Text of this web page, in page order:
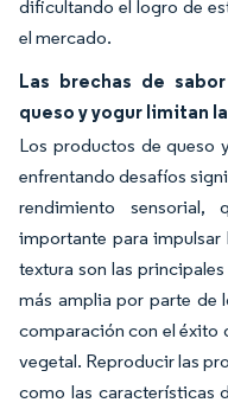
dificultando el logro de
el mercado.
Las brechas de
queso y yogur limitan
Los productos de queso
enfrentando desafíos
rendimiento sensorial,
importante para impulsar
textura son las
más amplia por parte de
comparación con el éxito
vegetal. Reproducir las
como las características